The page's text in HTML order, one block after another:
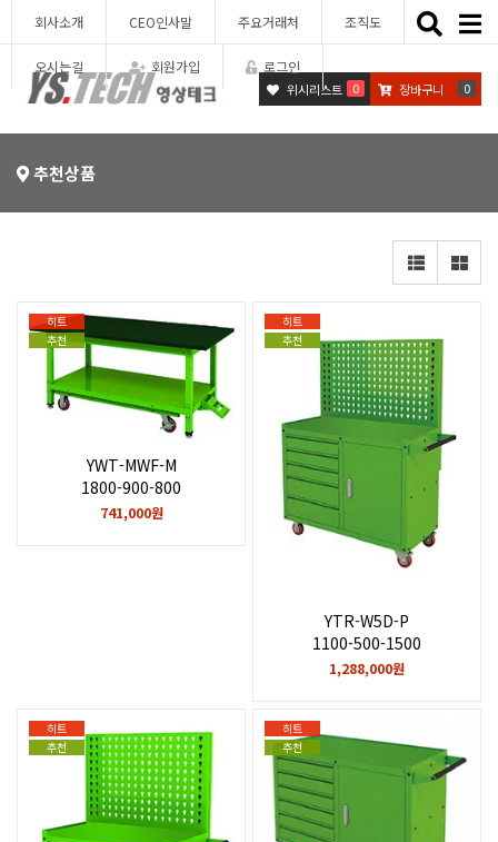
회사소개 CEO인사말 주요거래처 조직도
오시는길 회원가입 로그인
Toggle
위시리스트 0 장바구니 0
추천상품
히트
추천
YWT-MWF-M
1800-900-800
741,000원
히트
추천
YTR-W5D-P
1100-500-1500
1,288,000원
히트
추천
히트
추천